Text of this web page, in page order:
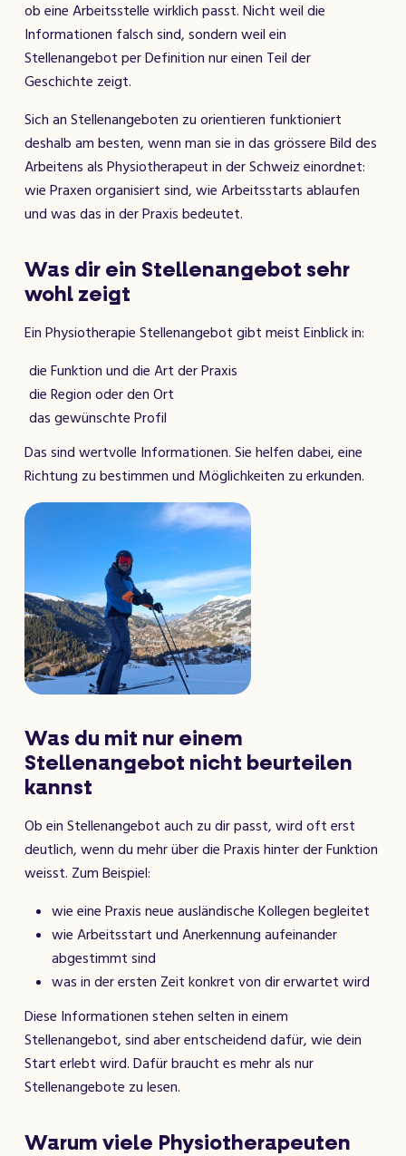
ob eine Arbeitsstelle wirklich passt. Nicht weil die
Informationen falsch sind, sondern weil ein
Stellenangebot per Definition nur einen Teil der
Geschichte zeigt.
Sich an Stellenangeboten zu orientieren funktioniert
deshalb am besten, wenn man sie in das grössere Bild des
Arbeitens als Physiotherapeut in der Schweiz einordnet:
wie Praxen organisiert sind, wie Arbeitsstarts ablaufen
und was das in der Praxis bedeutet.
Was dir ein Stellenangebot sehr
wohl zeigt
Ein Physiotherapie Stellenangebot gibt meist Einblick in:
die Funktion und die Art der Praxis
die Region oder den Ort
das gewünschte Profil
Das sind wertvolle Informationen. Sie helfen dabei, eine
Richtung zu bestimmen und Möglichkeiten zu erkunden.
Was du mit nur einem
Stellenangebot nicht beurteilen
kannst
Ob ein Stellenangebot auch zu dir passt, wird oft erst
deutlich, wenn du mehr über die Praxis hinter der Funktion
weisst. Zum Beispiel:
wie eine Praxis neue ausländische Kollegen begleitet
wie Arbeitsstart und Anerkennung aufeinander
abgestimmt sind
was in der ersten Zeit konkret von dir erwartet wird
Diese Informationen stehen selten in einem
Stellenangebot, sind aber entscheidend dafür, wie dein
Start erlebt wird. Dafür braucht es mehr als nur
Stellenangebote zu lesen.
Warum viele Physiotherapeuten